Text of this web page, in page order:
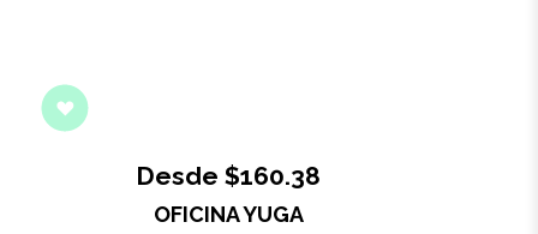
Desde $160.38
OFICINA YUGA